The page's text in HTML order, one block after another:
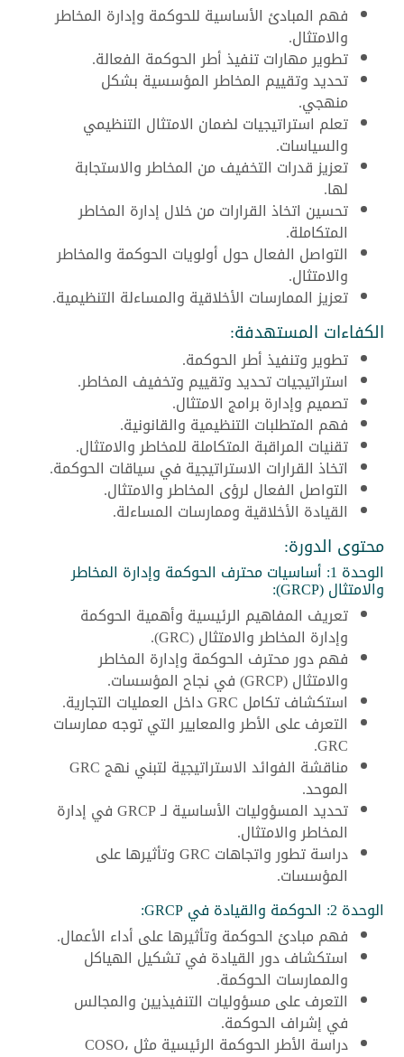
فهم المبادئ الأساسية للحوكمة وإدارة المخاطر
والامتثال.
تطوير مهارات تنفيذ أطر الحوكمة الفعالة.
تحديد وتقييم المخاطر المؤسسية بشكل
منهجي.
تعلم استراتيجيات لضمان الامتثال التنظيمي
والسياسات.
تعزيز قدرات التخفيف من المخاطر والاستجابة
لها.
تحسين اتخاذ القرارات من خلال إدارة المخاطر
المتكاملة.
التواصل الفعال حول أولويات الحوكمة والمخاطر
والامتثال.
تعزيز الممارسات الأخلاقية والمساءلة التنظيمية.
الكفاءات المستهدفة:
تطوير وتنفيذ أطر الحوكمة.
استراتيجيات تحديد وتقييم وتخفيف المخاطر.
تصميم وإدارة برامج الامتثال.
فهم المتطلبات التنظيمية والقانونية.
تقنيات المراقبة المتكاملة للمخاطر والامتثال.
اتخاذ القرارات الاستراتيجية في سياقات الحوكمة.
التواصل الفعال لرؤى المخاطر والامتثال.
القيادة الأخلاقية وممارسات المساءلة.
محتوى الدورة:
الوحدة 1: أساسيات محترف الحوكمة وإدارة المخاطر
والامتثال (GRCP):
تعريف المفاهيم الرئيسية وأهمية الحوكمة
وإدارة المخاطر والامتثال (GRC).
فهم دور محترف الحوكمة وإدارة المخاطر
والامتثال (GRCP) في نجاح المؤسسات.
استكشاف تكامل GRC داخل العمليات التجارية.
التعرف على الأطر والمعايير التي توجه ممارسات
GRC.
مناقشة الفوائد الاستراتيجية لتبني نهج GRC
الموحد.
تحديد المسؤوليات الأساسية لـ GRCP في إدارة
المخاطر والامتثال.
دراسة تطور واتجاهات GRC وتأثيرها على
المؤسسات.
الوحدة 2: الحوكمة والقيادة في GRCP:
فهم مبادئ الحوكمة وتأثيرها على أداء الأعمال.
استكشاف دور القيادة في تشكيل الهياكل
والممارسات الحوكمة.
التعرف على مسؤوليات التنفيذيين والمجالس
في إشراف الحوكمة.
دراسة الأطر الحوكمة الرئيسية مثل COSO،